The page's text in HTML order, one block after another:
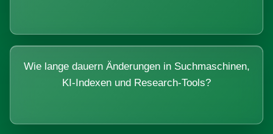
Wie lange dauern Änderungen in Suchmaschinen,
KI-Indexen und Research-Tools?